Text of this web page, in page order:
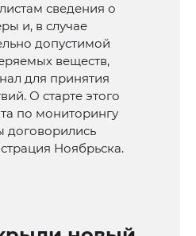
сведения о
и, в случае
допустимой
веществ,
для принятия
О старте этого
по мониторингу
Ноябрьска.